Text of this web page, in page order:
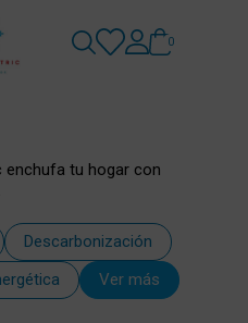
0
enchufa tu hogar con
Descarbonización
Ver más